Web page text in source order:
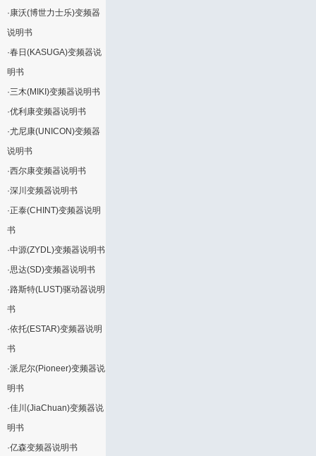
·康沃(博世力士乐)变频器
说明书
·春日(KASUGA)变频器说
明书
·三木(MIKI)变频器说明书
·优利康变频器说明书
·尤尼康(UNICON)变频器
说明书
·西尔康变频器说明书
·深川变频器说明书
·正泰(CHINT)变频器说明
书
·中源(ZYDL)变频器说明书
·思达(SD)变频器说明书
·路斯特(LUST)驱动器说明
书
·依托(ESTAR)变频器说明
书
·派尼尔(Pioneer)变频器说
明书
·佳川(JiaChuan)变频器说
明书
·亿森变频器说明书